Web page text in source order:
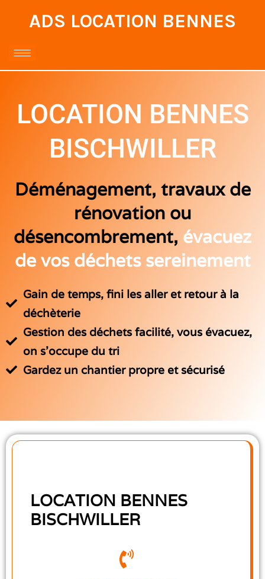
ADS LOCATION BENNES
LOCATION BENNES
BISCHWILLER
Déménagement, travaux de
rénovation ou
désencombrement, évacuez
de vos déchets sereinement
Gain de temps, fini les aller et retour à la
déchèterie
Gestion des déchets facilité, vous évacuez,
on s'occupe du tri
Gardez un chantier propre et sécurisé
LOCATION BENNES
BISCHWILLER